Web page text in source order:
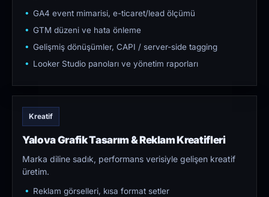
GA4 event mimarisi, e-ticaret/lead ölçümü
GTM düzeni ve hata önleme
Gelişmiş dönüşümler, CAPI / server-side tagging
Looker Studio panoları ve yönetim raporları
Kreatif
Yalova Grafik Tasarım & Reklam Kreatifleri
Marka diline sadık, performans verisiyle gelişen kreatif
üretim.
Reklam görselleri, kısa format setler